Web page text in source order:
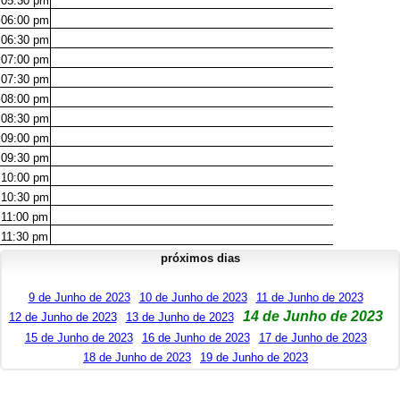
06:00 pm
06:30 pm
07:00 pm
07:30 pm
08:00 pm
08:30 pm
09:00 pm
09:30 pm
10:00 pm
10:30 pm
11:00 pm
11:30 pm
próximos dias
9 de Junho de 2023 10 de Junho de 2023
11 de Junho de 2023
12 de Junho de 2023
13 de Junho de 2023 14 de Junho de 2023
15 de Junho de 2023 16 de Junho de 2023
17 de Junho de 2023
18 de Junho de 2023
19 de Junho de 2023